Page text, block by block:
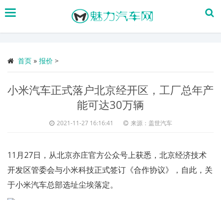
搜
首页 » 报价 >
小米汽车正式落户北京经开区，工厂总年产
能可达30万辆
2021-11-27 16:16:41 来源：盖世汽车
11月27日，从北京亦庄官方公众号上获悉，北京经济技术
开发区管委会与小米科技正式签订《合作协议》，自此，关
于小米汽车总部选址尘埃落定。